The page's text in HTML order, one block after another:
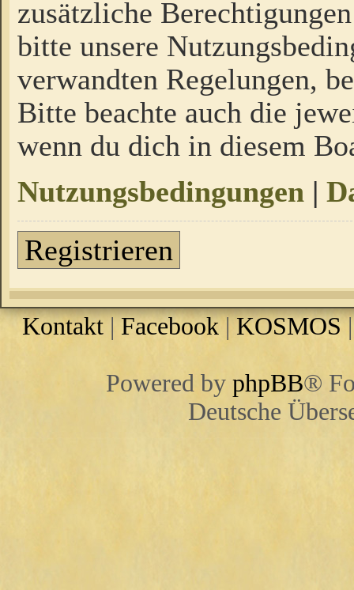
zusätzliche
bitte unsere
verwandten Regelungen,
Bitte beachte auch die
wenn du dich in diesem
Nutzungsbedingungen |
Registrieren
Kontakt | Facebook |KOSMOS
Powered by phpBB®
Deutsche